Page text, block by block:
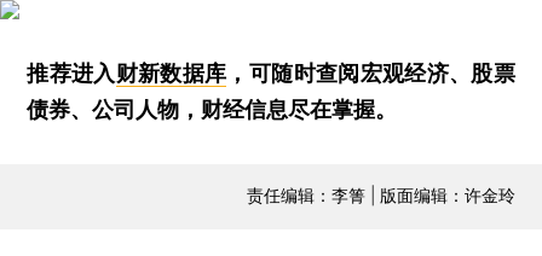
推荐进入财新数据库 ，可随时查阅宏观经济、股票
债券、公司人物，财经信息尽在掌握。
责任编辑：李箐 | 版面编辑：许金玲